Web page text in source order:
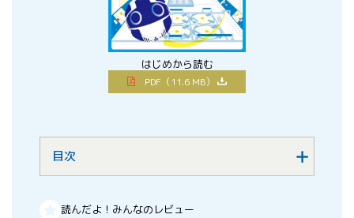
はじめから読む
PDF（11.6 MB）
目次
読んだよ！みんなのレビュー